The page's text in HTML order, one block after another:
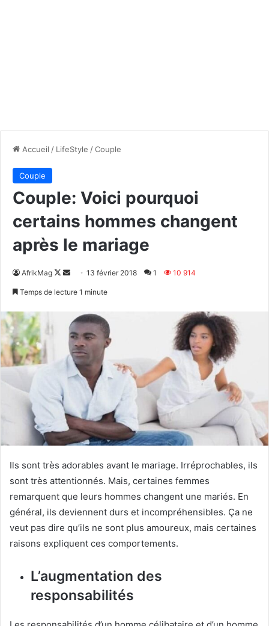
Accueil / LifeStyle /Couple
Couple
Couple: Voici pourquoi
certains hommes changent
après le mariage
AfrikMag
Follow
Envoyer13 février 2018 1 10 914
Temps de lecture 1 minute
Ils sont très adorables avant le mariage. Irréprochables, ils
sont très attentionnés. Mais, certaines femmes
remarquent que leurs hommes changent une mariés. En
général, ils deviennent durs et incompréhensibles. Ça ne
veut pas dire qu’ils ne sont plus amoureux, mais certaines
raisons expliquent ces comportements.
L’augmentation des
responsabilités